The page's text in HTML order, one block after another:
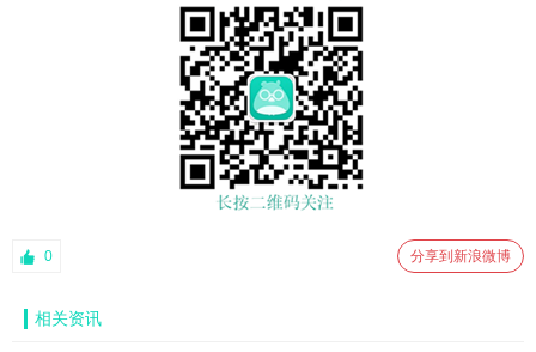
0 分享到新浪微博
相关资讯